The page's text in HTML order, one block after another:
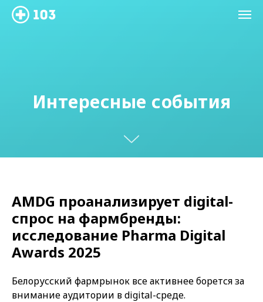
Интересные события
AMDG проанализирует digital-
спрос на фармбренды:
исследование Pharma Digital
Awards 2025
Белорусский фармрынок все активнее борется за
внимание аудитории в digital-среде.